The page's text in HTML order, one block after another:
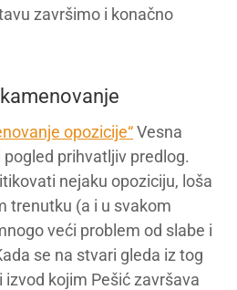
završimo i konačno
opozicije“Vesna
prihvatljiv predlog.
nejaku opoziciju, loša
trenutku (a i u svakom
veći problem od slabe i
se na stvari gleda iz tog
izvod kojim Pešić završava